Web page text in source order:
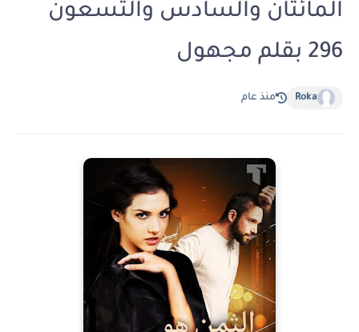
المائتان والسادس والتسعون
296 بقلم مجهول
Roka منذ عام